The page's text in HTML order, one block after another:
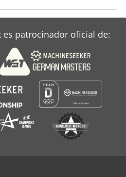
es patrocinador oficial de: